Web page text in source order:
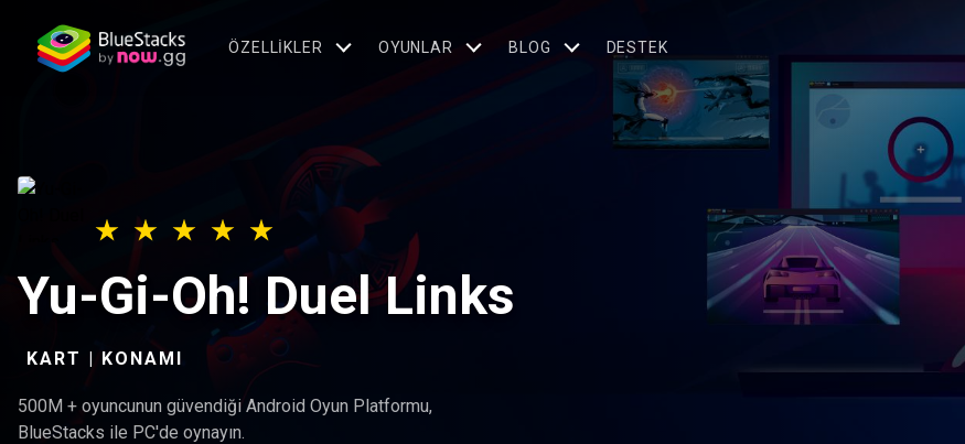
ÖZELLIKLER OYUNLAR BLOG DESTEK
Yu-Gi-Oh! Duel Links
KART | KONAMI
500M + oyuncunun güvendiği Android Oyun Platformu,
BlueStacks ile PC'de oynayın.